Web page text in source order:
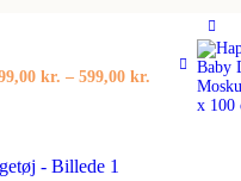
kr. – 599,00 kr. Prisinterval:
399,00 kr.